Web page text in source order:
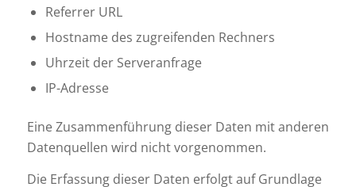
Referrer URL
Hostname des zugreifenden Rechners
Uhrzeit der Serveranfrage
IP-Adresse
Eine Zusammenführung dieser Daten mit anderen
Datenquellen wird nicht vorgenommen.
Die Erfassung dieser Daten erfolgt auf Grundlage